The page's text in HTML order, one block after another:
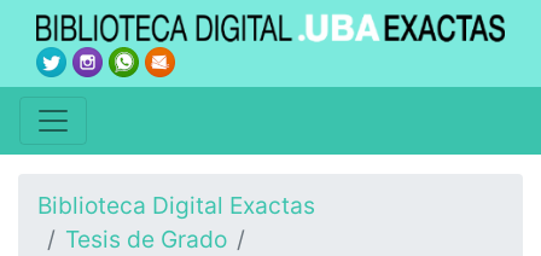
Biblioteca Digital Exactas
Tesis de Grado